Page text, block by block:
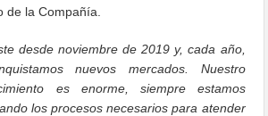
de la Compañía.
desde noviembre de 2019 y, cada año,
nuevos mercados. Nuestro
es enorme, siempre estamos
los procesos necesarios para atender